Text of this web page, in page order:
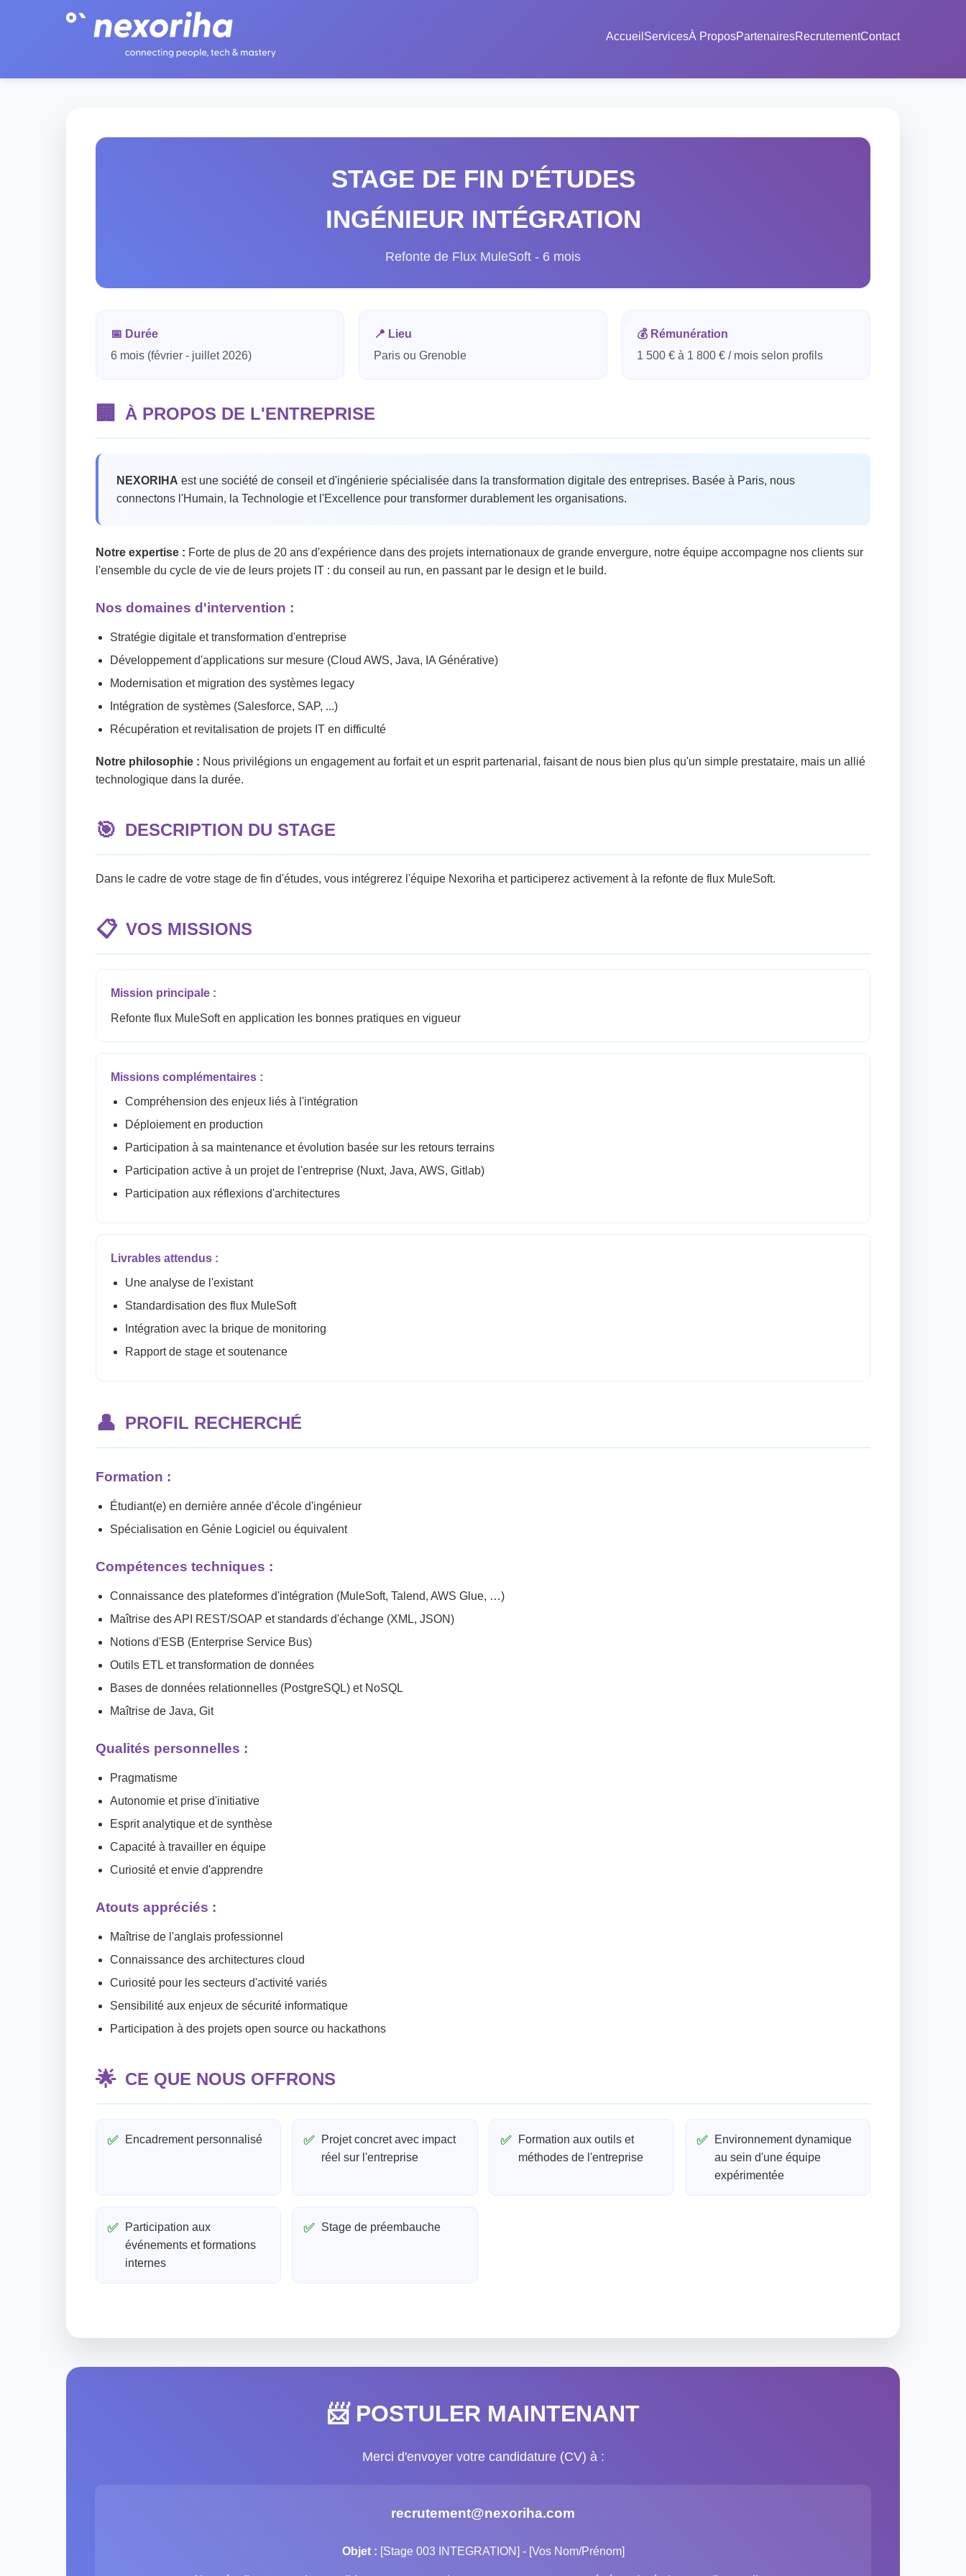
Accueil ServicesÀ ProposPartenairesRecrutementContact
STAGE DE FIN D'ÉTUDES
INGÉNIEUR INTÉGRATION
Refonte de Flux MuleSoft - 6 mois
📅 Durée
6 mois (février - juillet 2026)
📍 Lieu
Paris ou Grenoble
💰 Rémunération
1 500 € à 1 800 € / mois selon profils
🏢 À PROPOS DE L'ENTREPRISE
NEXORIHA est une société de conseil et d'ingénierie spécialisée dans la transformation digitale des entreprises. Basée à Paris, nous
connectons l'Humain, la Technologie et l'Excellence pour transformer durablement les organisations.
Notre expertise : Forte de plus de 20 ans d'expérience dans des projets internationaux de grande envergure, notre équipe accompagne nos clients sur
l'ensemble du cycle de vie de leurs projets IT : du conseil au run, en passant par le design et le build.
Nos domaines d'intervention :
Stratégie digitale et transformation d'entreprise
Développement d'applications sur mesure (Cloud AWS, Java, IA Générative)
Modernisation et migration des systèmes legacy
Intégration de systèmes (Salesforce, SAP, ...)
Récupération et revitalisation de projets IT en difficulté
Notre philosophie : Nous privilégions un engagement au forfait et un esprit partenarial, faisant de nous bien plus qu'un simple prestataire, mais un allié
technologique dans la durée.
🎯 DESCRIPTION DU STAGE
Dans le cadre de votre stage de fin d'études, vous intégrerez l'équipe Nexoriha et participerez activement à la refonte de flux MuleSoft.
📋 VOS MISSIONS
Mission principale :
Refonte flux MuleSoft en application les bonnes pratiques en vigueur
Missions complémentaires :
Compréhension des enjeux liés à l'intégration
Déploiement en production
Participation à sa maintenance et évolution basée sur les retours terrains
Participation active à un projet de l'entreprise (Nuxt, Java, AWS, Gitlab)
Participation aux réflexions d'architectures
Livrables attendus :
Une analyse de l'existant
Standardisation des flux MuleSoft
Intégration avec la brique de monitoring
Rapport de stage et soutenance
👤 PROFIL RECHERCHÉ
Formation :
Étudiant(e) en dernière année d'école d'ingénieur
Spécialisation en Génie Logiciel ou équivalent
Compétences techniques :
Connaissance des plateformes d'intégration (MuleSoft, Talend, AWS Glue, …)
Maîtrise des API REST/SOAP et standards d'échange (XML, JSON)
Notions d'ESB (Enterprise Service Bus)
Outils ETL et transformation de données
Bases de données relationnelles (PostgreSQL) et NoSQL
Maîtrise de Java, Git
Qualités personnelles :
Pragmatisme
Autonomie et prise d'initiative
Esprit analytique et de synthèse
Capacité à travailler en équipe
Curiosité et envie d'apprendre
Atouts appréciés :
Maîtrise de l'anglais professionnel
Connaissance des architectures cloud
Curiosité pour les secteurs d'activité variés
Sensibilité aux enjeux de sécurité informatique
Participation à des projets open source ou hackathons
🌟 CE QUE NOUS OFFRONS
✅ Encadrement personnalisé ✅
Projet concret avec impact
réel sur l'entreprise
✅
Formation aux outils et
méthodes de l'entreprise
✅
Environnement dynamique
au sein d'une équipe
expérimentée
✅
Participation aux
événements et formations
internes
✅ Stage de préembauche
📨POSTULER MAINTENANT
Merci d'envoyer votre candidature (CV) à :
recrutement@nexoriha.com
Objet : [Stage 003 INTEGRATION] - [Vos Nom/Prénom]